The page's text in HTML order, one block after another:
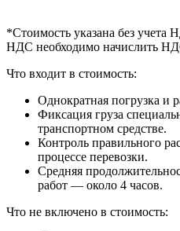
*Стоимость указана без
НДС необходимо начислить
Что входит в стоимость:
Однократная погрузка и
Фиксация груза
транспортном средстве.
Контроль правильного
процессе перевозки.
Средняя
работ — около 4 часов.
Что не включено в стоимость: